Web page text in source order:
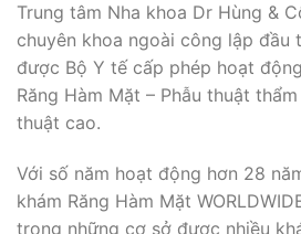
Trung tâm Nha khoa Dr Hùng &
chuyên khoa ngoài công lập đầu
được Bộ Y tế cấp phép hoạt
Răng Hàm Mặt – Phẫu thuật
thuật cao.
Với số năm hoạt động hơn 28
khám Răng Hàm Mặt
trong những cơ sở được nhiều